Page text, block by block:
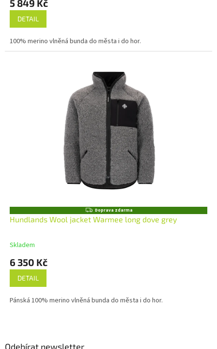
5 849 Kč
DETAIL
100% merino vlněná bunda do města i do hor.
Z
D
A
Doprava zdarma
Hundlands Wool jacket Warmee long dove grey
Skladem
6 350 Kč
DETAIL
Pánská 100% merino vlněná bunda do města i do hor.
Odebírat newsletter